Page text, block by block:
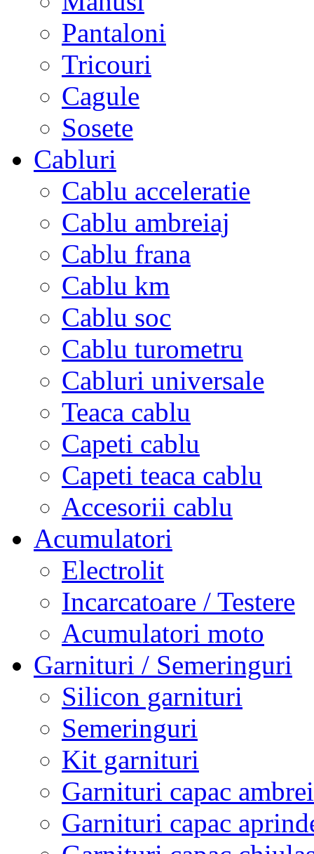
Pantaloni
Tricouri
Cagule
Sosete
Cabluri
Cablu acceleratie
Cablu ambreiaj
Cablu frana
Cablu km
Cablu soc
Cablu turometru
Cabluri universale
Teaca cablu
Capeti cablu
Capeti teaca cablu
Accesorii cablu
Acumulatori
Electrolit
Incarcatoare / Testere
Acumulatori moto
Garnituri / Semeringuri
Silicon garnituri
Semeringuri
Kit garnituri
Garnituri capac
Garnituri capac